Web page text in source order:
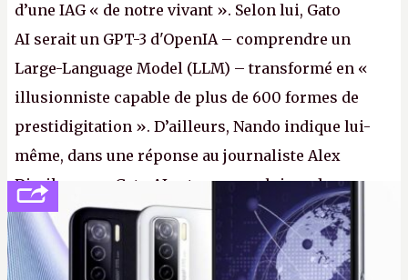
d’une IAG « de notre vivant ». Selon lui, Gato
AI serait un GPT-3 d'OpenIA – comprendre un
Large-Language Model (LLM) – transformé en «
illusionniste capable de plus de 600 formes de
prestidigitation ». D’ailleurs, Nando indique lui-
même, dans une réponse au journaliste Alex
Dimikas, que Gato AI est « encore loin » de
prétendre réussir le célèbre test de Turing. (Crédit
photo : Pexels - Arthur Brognoli)